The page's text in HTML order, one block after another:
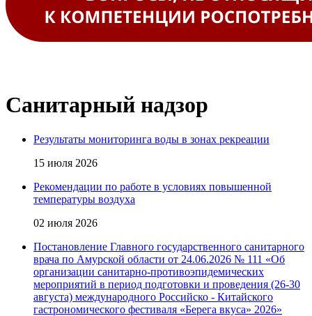
Санитарный надзор
Результаты мониторинга воды в зонах рекреации
15 июля 2026
Рекомендации по работе в условиях повышенной
температуры воздуха
02 июля 2026
Постановление Главного государственного санитарного
врача по Амурской области от 24.06.2026 № 111 «Об
организации санитарно-противоэпидемических
мероприятий в период подготовки и проведения (26-30
августа) международного Российско - Китайского
гастрономического фестиваля «Берега вкуса» 2026»